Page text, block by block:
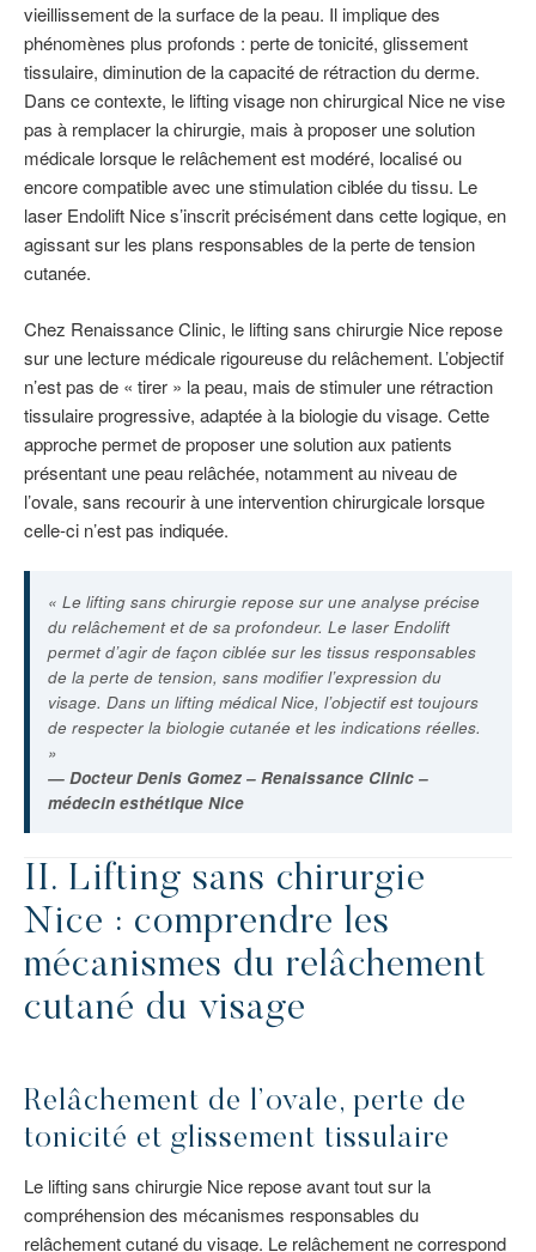
vieillissement de la surface de la peau. Il implique des
phénomènes plus profonds : perte de tonicité, glissement
tissulaire, diminution de la capacité de rétraction du derme.
Dans ce contexte, le lifting visage non chirurgical Nice ne vise
pas à remplacer la chirurgie, mais à proposer une solution
médicale lorsque le relâchement est modéré, localisé ou
encore compatible avec une stimulation ciblée du tissu. Le
laser Endolift Nice s’inscrit précisément dans cette logique, en
agissant sur les plans responsables de la perte de tension
cutanée.
Chez Renaissance Clinic, le lifting sans chirurgie Nice repose
sur une lecture médicale rigoureuse du relâchement. L’objectif
n’est pas de « tirer » la peau, mais de stimuler une rétraction
tissulaire progressive, adaptée à la biologie du visage. Cette
approche permet de proposer une solution aux patients
présentant une peau relâchée, notamment au niveau de
l’ovale, sans recourir à une intervention chirurgicale lorsque
celle-ci n’est pas indiquée.
« Le lifting sans chirurgie repose sur une analyse précise
du relâchement et de sa profondeur. Le laser Endolift
permet d’agir de façon ciblée sur les tissus responsables
de la perte de tension, sans modifier l’expression du
visage. Dans un lifting médical Nice, l’objectif est toujours
de respecter la biologie cutanée et les indications réelles.
»
— Docteur Denis Gomez – Renaissance Clinic –
médecin esthétique Nice
II. Lifting sans chirurgie
Nice : comprendre les
mécanismes du relâchement
cutané du visage
Relâchement de l’ovale, perte de
tonicité et glissement tissulaire
Le lifting sans chirurgie Nice repose avant tout sur la
compréhension des mécanismes responsables du
relâchement cutané du visage. Le relâchement ne correspond